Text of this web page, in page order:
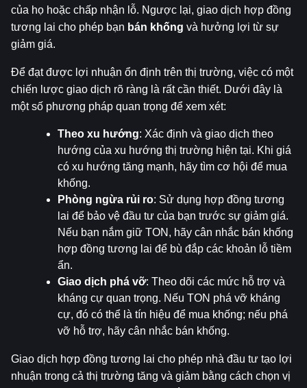
của họ hoặc chấp nhận lỗ. Ngược lại, giao dịch hợp đồng
tương lai cho phép bạn bán khống và hưởng lợi từ sự
giảm giá.
Để đạt được lợi nhuận ổn định trên thị trường, việc có một
chiến lược giao dịch rõ ràng là rất cần thiết. Dưới đây là
một số phương pháp quan trọng để xem xét:
Theo xu hướng: Xác định và giao dịch theo
hướng của xu hướng thị trường hiện tại. Khi giá
có xu hướng tăng mạnh, hãy tìm cơ hội để mua
khống.
Phòng ngừa rủi ro: Sử dụng hợp đồng tương
lai để bảo vệ đầu tư của bạn trước sự giảm giá.
Nếu bạn nắm giữ TON, hãy cân nhắc bán khống
hợp đồng tương lai để bù đắp các khoản lỗ tiềm
ẩn.
Giao dịch phá vỡ: Theo dõi các mức hỗ trợ và
kháng cự quan trọng. Nếu TON phá vỡ kháng
cự, đó có thể là tín hiệu để mua khống; nếu phá
vỡ hỗ trợ, hãy cân nhắc bán khống.
Giao dịch hợp đồng tương lai cho phép nhà đầu tư tạo lợi
nhuận trong cả thị trường tăng và giảm bằng cách chọn vị